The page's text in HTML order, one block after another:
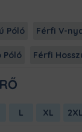
Póló Férfi V-
Póló Férfi
L XL 2XL